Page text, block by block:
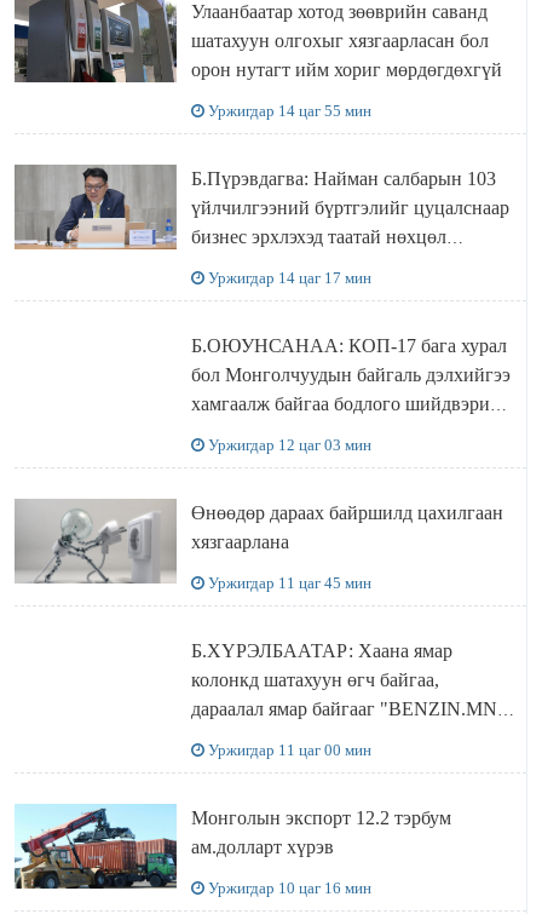
Улаанбаатар хотод зөөврийн саванд
шатахуун олгохыг хязгаарласан бол
орон нутагт ийм хориг мөрдөгдөхгүй
Уржигдар 14 цаг 55 мин
Б.Пүрэвдагва: Найман салбарын 103
үйлчилгээний бүртгэлийг цуцалснаар
бизнес эрхлэхэд таатай нөхцөл
Уржигдар 14 цаг 17 мин
Б.ОЮУНСАНАА: КОП-17 бага хурал
бол Монголчуудын байгаль дэлхийгээ
хамгаалж байгаа бодлого шийдвэрийг
Уржигдар 12 цаг 03 мин
Өнөөдөр дараах байршилд цахилгаан
хязгаарлана
Уржигдар 11 цаг 45 мин
Б.ХҮРЭЛБААТАР: Хаана ямар
колонкд шатахуун өгч байгаа,
дараалал ямар байгааг "BENZIN.MN”
Уржигдар 11 цаг 00 мин
Монголын экспорт 12.2 тэрбум
ам.долларт хүрэв
Уржигдар 10 цаг 16 мин